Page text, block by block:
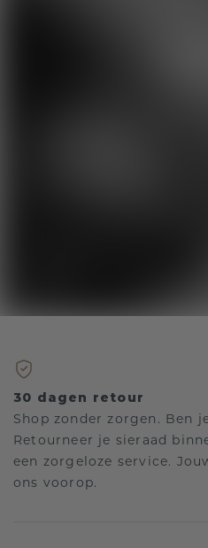
30 dagen retour
Shop zonder zorgen. Ben
Retourneer je sieraad
een zorgeloze service.
ons voorop.